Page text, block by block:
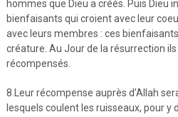
hommes que Dieu a créés. Puis Dieu
bienfaisants qui croient avec leur
avec leurs membres : ces
créature. Au Jour de la résurrection
récompensés.
8.Leur récompense auprès d’Allah
lesquels coulent les ruisseaux, pour